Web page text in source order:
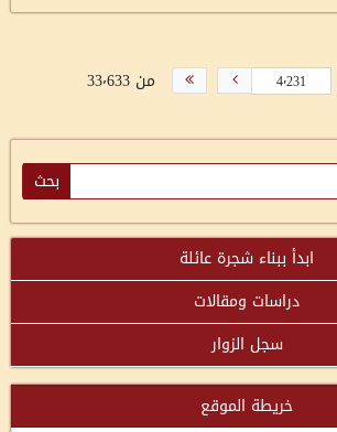
من 33٬633
ابدأ ببناء شجرة عائلة
دراسات ومقالات
سجل الزوار
خريطة الموقع